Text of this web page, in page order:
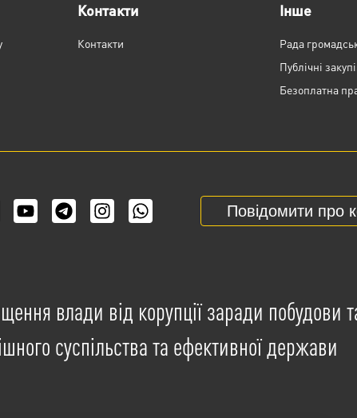
Контакти
Контакти
Інше
Рада
Публічні
Безоплатна
Повідомити про
влади від корупції заради побудови
суспільства та ефективної держави